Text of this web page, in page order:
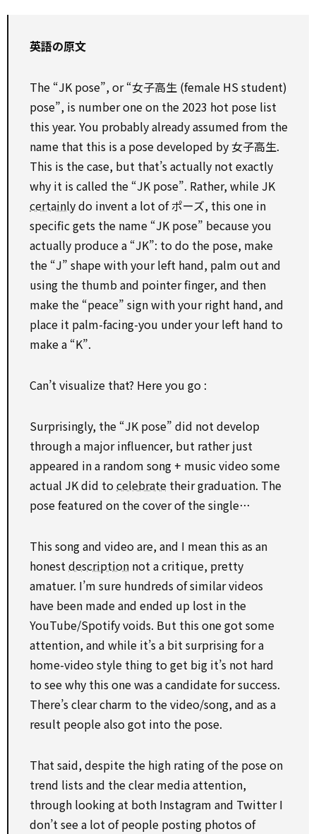
英語の原文
The “JK pose”, or “女子高生 (female HS student)
pose”, is number one on the 2023 hot pose list
this year. You probably already assumed from the
name that this is a pose developed by 女子高生.
This is the case, but that’s actually not exactly
why it is called the “JK pose”. Rather, while JK
certainlydo invent a lot of ポーズ, this one in
specific gets the name “JK pose” because you
actually produce a “JK”: to do the pose, make
the “J” shape with your left hand, palm out and
using the thumb and pointer finger, and then
make the “peace” sign with your right hand, and
place it palm-facing-you under your left hand to
make a “K”.
Can’t visualize that? Here you go :
Surprisingly, the “JK pose” did not develop
through a major influencer, but rather just
appeared in a random song + music video some
actual JK did tocelebrate their graduation. The
pose featured on the cover of the single…
This song and video are, and I mean this as an
honestdescription not a critique, pretty
amatuer. I’m sure hundreds of similar videos
have been made and ended up lost in the
YouTube/Spotify voids. But this one got some
attention, and while it’s a bit surprising for a
home-video style thing to get big it’s not hard
to see why this one was a candidate for success.
There’s clear charm to the video/song, and as a
result people also got into the pose.
That said, despite the high rating of the pose on
trend lists and the clear media attention,
through looking at both Instagram and Twitter I
don’t see a lot of people posting photos of